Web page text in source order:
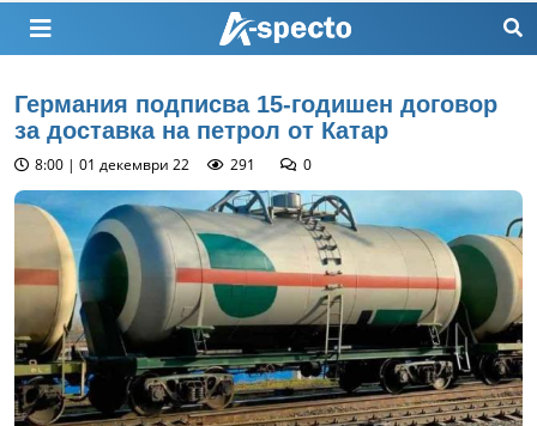
Германия подписва 15-годишен договор
за доставка на петрол от Катар
8:00 | 01 декември 22 291 0